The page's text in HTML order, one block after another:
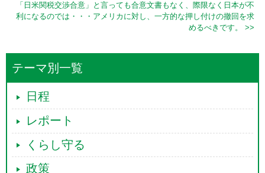
「日米関税交渉合意」と言っても合意文書もなく、際限なく日本が不
利になるのでは・・・アメリカに対し、一方的な押し付けの撤回を求
めるべきです。 >>
テーマ別一覧
日程
レポート
くらし守る
政策